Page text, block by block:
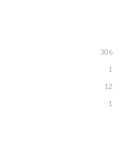
306
1
12
1